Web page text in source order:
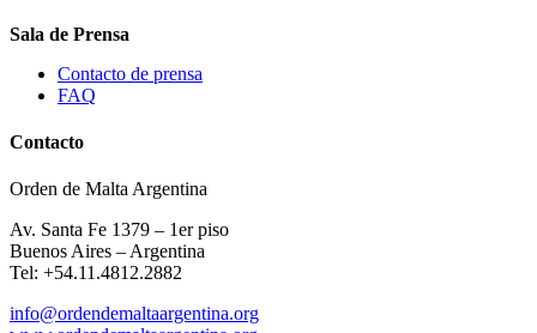
Sala de Prensa
Contacto de prensa
FAQ
Contacto
Orden de Malta Argentina
Av. Santa Fe 1379 – 1er piso
Buenos Aires – Argentina
Tel: +54.11.4812.2882
info@ordendemaltaargentina.org